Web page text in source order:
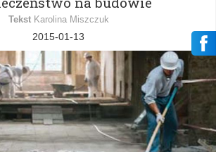
Tekst Karolina Miszczuk
2015-01-13